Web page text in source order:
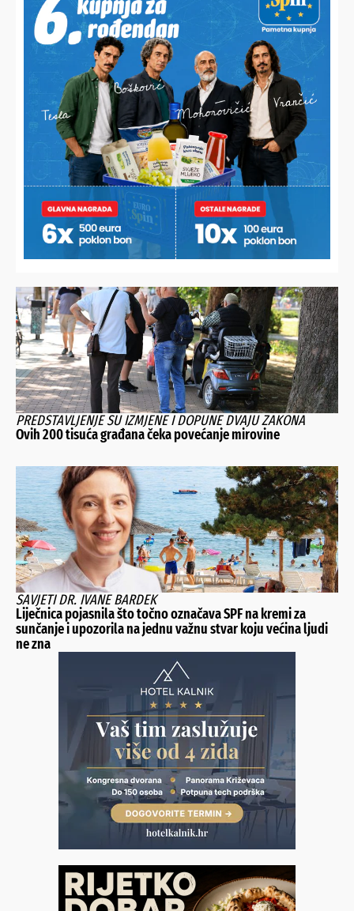
Alternative:
NAJNOVIJE VIJESTI
KOD OBITELJI PAŠICA
Hlad, Drava i fini gulaš isprobani su recept za dobro
raspoloženje
PREDSTAVLJENJE SU IZMJENE I DOPUNE DVAJU ZAKONA
Ovih 200 tisuća građana čeka povećanje mirovine
SAVJETI DR. IVANE BARDEK
Liječnica pojasnila što točno označava SPF na kremi za
sunčanje i upozorila na jednu važnu stvar koju većina ljudi
ne zna